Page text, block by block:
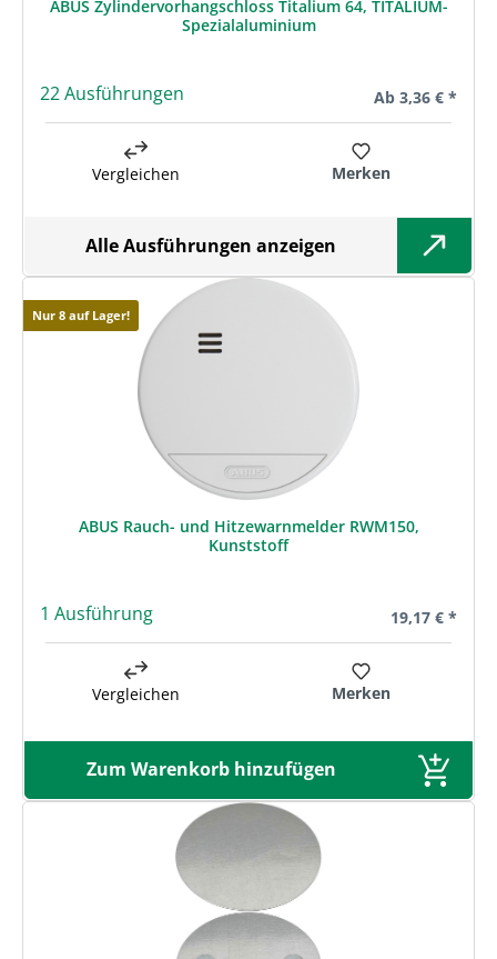
ABUS Zylindervorhangschloss Titalium 64, TITALIUM-
Spezialaluminium
22 Ausführungen Regulärer Preis:
Ab 3,36 € *
Vergleichen Merken
Alle Ausführungen anzeigen
Nur 8 auf Lager!
ABUS Rauch- und Hitzewarnmelder RWM150,
Kunststoff
1 Ausführung Regulärer
19,17 € *
Vergleichen Merken
Zum Warenkorb hinzufügen